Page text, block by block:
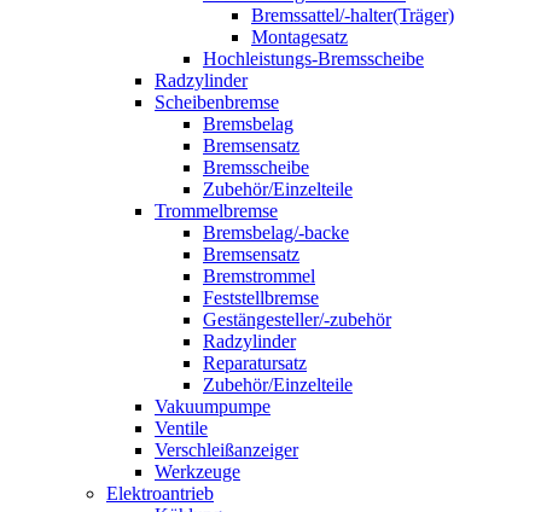
Bremssattel/-halter(Träger)
Montagesatz
Hochleistungs-Bremsscheibe
Radzylinder
Scheibenbremse
Bremsbelag
Bremsensatz
Bremsscheibe
Zubehör/Einzelteile
Trommelbremse
Bremsbelag/-backe
Bremsensatz
Bremstrommel
Feststellbremse
Gestängesteller/-zubehör
Radzylinder
Reparatursatz
Zubehör/Einzelteile
Vakuumpumpe
Ventile
Verschleißanzeiger
Werkzeuge
Elektroantrieb